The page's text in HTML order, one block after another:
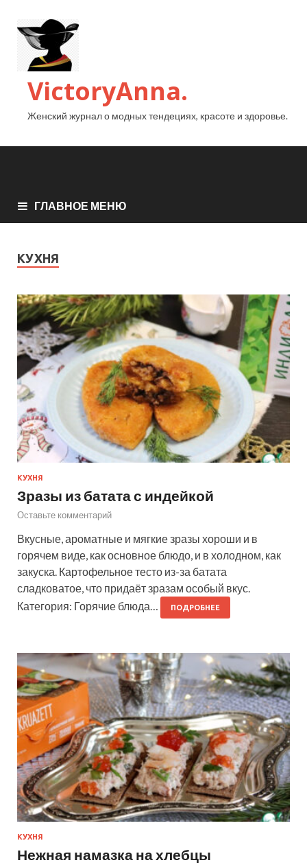
VictoryAnna.
Женский журнал о модных тендециях, красоте и здоровье.
ГЛАВНОЕ МЕНЮ
КУХНЯ
КУХНЯ
Зразы из батата с индейкой
Оставьте комментарий
Вкусные, ароматные и мягкие зразы хороши и в
горячем виде, как основное блюдо, и в холодном, как
закуска. Картофельное тесто из-за батата
сладковатое, что придаёт зразам особый вкус.
Категория: Горячие блюда…
ПОДРОБНЕЕ
КУХНЯ
Нежная намазка на хлебцы